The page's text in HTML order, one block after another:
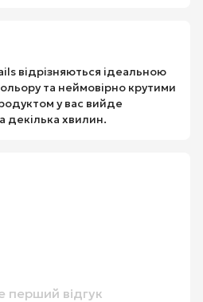
відрізняються ідеальною
та неймовірно крутими
у вас вийде
декілька хвилин.
перший відгук